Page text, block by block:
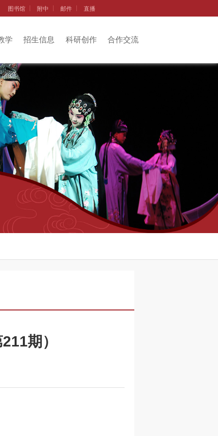
图书馆 附中 邮件 直播
学 招生信息 科研创作 合作交流
期）